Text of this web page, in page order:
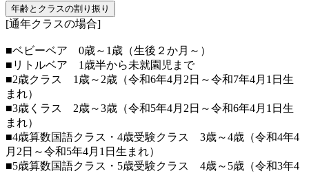
年齢とクラスの割り振り
[通年クラスの場合]
■ベビーベア 0歳～1歳（生後２か月～）
■リトルベア 1歳半から未就園児まで
■2歳クラス 1歳～2歳（令和6年4月2日～令和7年4月1日生
まれ）
■3歳くラス 2歳～3歳（令和5年4月2日～令和6年4月1日生
まれ）
■4歳算数国語クラス・4歳受験クラス 3歳～4歳（令和4年4
月2日～令和5年4月1日生まれ）
■5歳算数国語クラス・5歳受験クラス 4歳～5歳（令和3年4